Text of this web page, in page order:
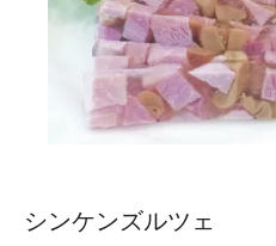
シンケンズルツェ